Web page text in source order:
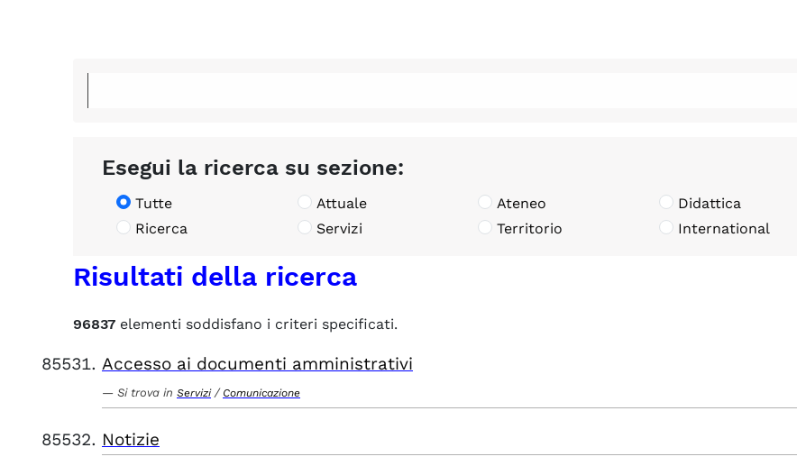
Esegui la ricerca su sezione:
Tutte Attuale Ateneo
Didattica
Ricerca
Servizi Territorio International
Risultati della ricerca
96837 elementi soddisfano i criteri specificati.
Accesso ai documenti amministrativi
Si trova in Servizi / Comunicazione
Notizie